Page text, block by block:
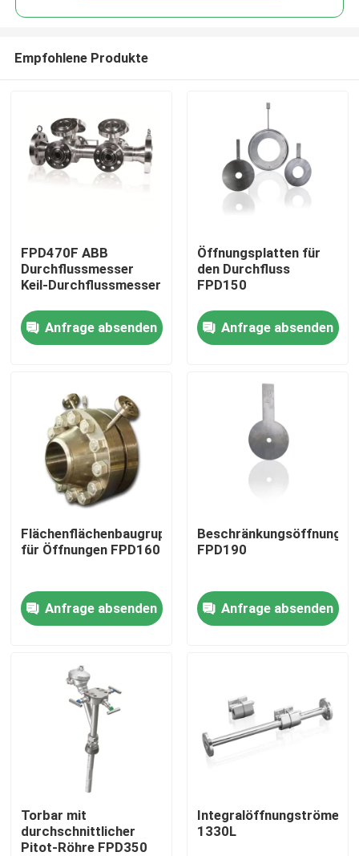
Startseite
Produkte
Videos
Über uns
Fabrik Tour
Kontakt
Referenzen
PSA-Gasgenerator
Psa-Sauerstoff-Generator
Empfohlene Produkte
FPD470F ABB
Durchflussmesser
Keil-Durchflussmesser
Anfrage absenden
Öffnungsplatten für
den Durchfluss
FPD150
Anfrage absenden
Flächenflächenbaugruppen
für Öffnungen FPD160
Anfrage absenden
FPD190
Anfrage absenden
Torbar mit
durchschnittlicher
Pitot-Röhre FPD350
1330L